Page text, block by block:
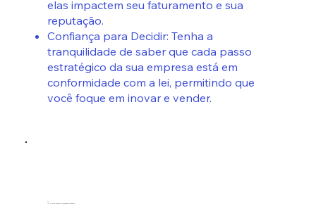
elas impactem seu faturamento e sua
reputação.
Confiança para Decidir: Tenha a
tranquilidade de saber que cada passo
estratégico da sua empresa está em
conformidade com a lei, permitindo que
você foque em inovar e vender.
4.
Agilidade que Libera seu Potencial.